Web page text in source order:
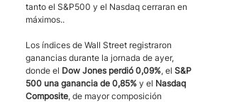
tanto el S&P500 y el Nasdaq cerraran en
máximos..
Los índices de Wall Street registraron
ganancias durante la jornada de ayer,
donde el Dow Jones perdió 0,09%, el S&P
500 una ganancia de 0,85% y el Nasdaq
Composite, de mayor composición